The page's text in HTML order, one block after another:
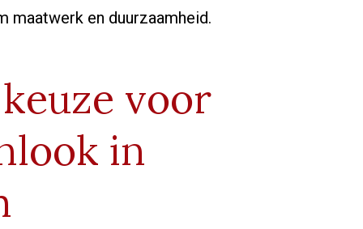
maatwerk en duurzaamheid.
voor
in